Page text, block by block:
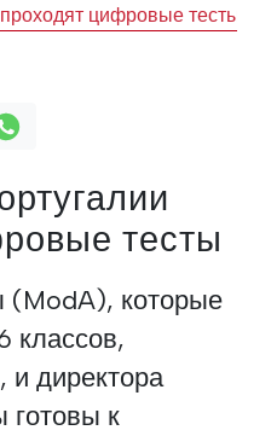
цифровые тесты
тесты
(ModA), которые
классов,
и директора
готовы к